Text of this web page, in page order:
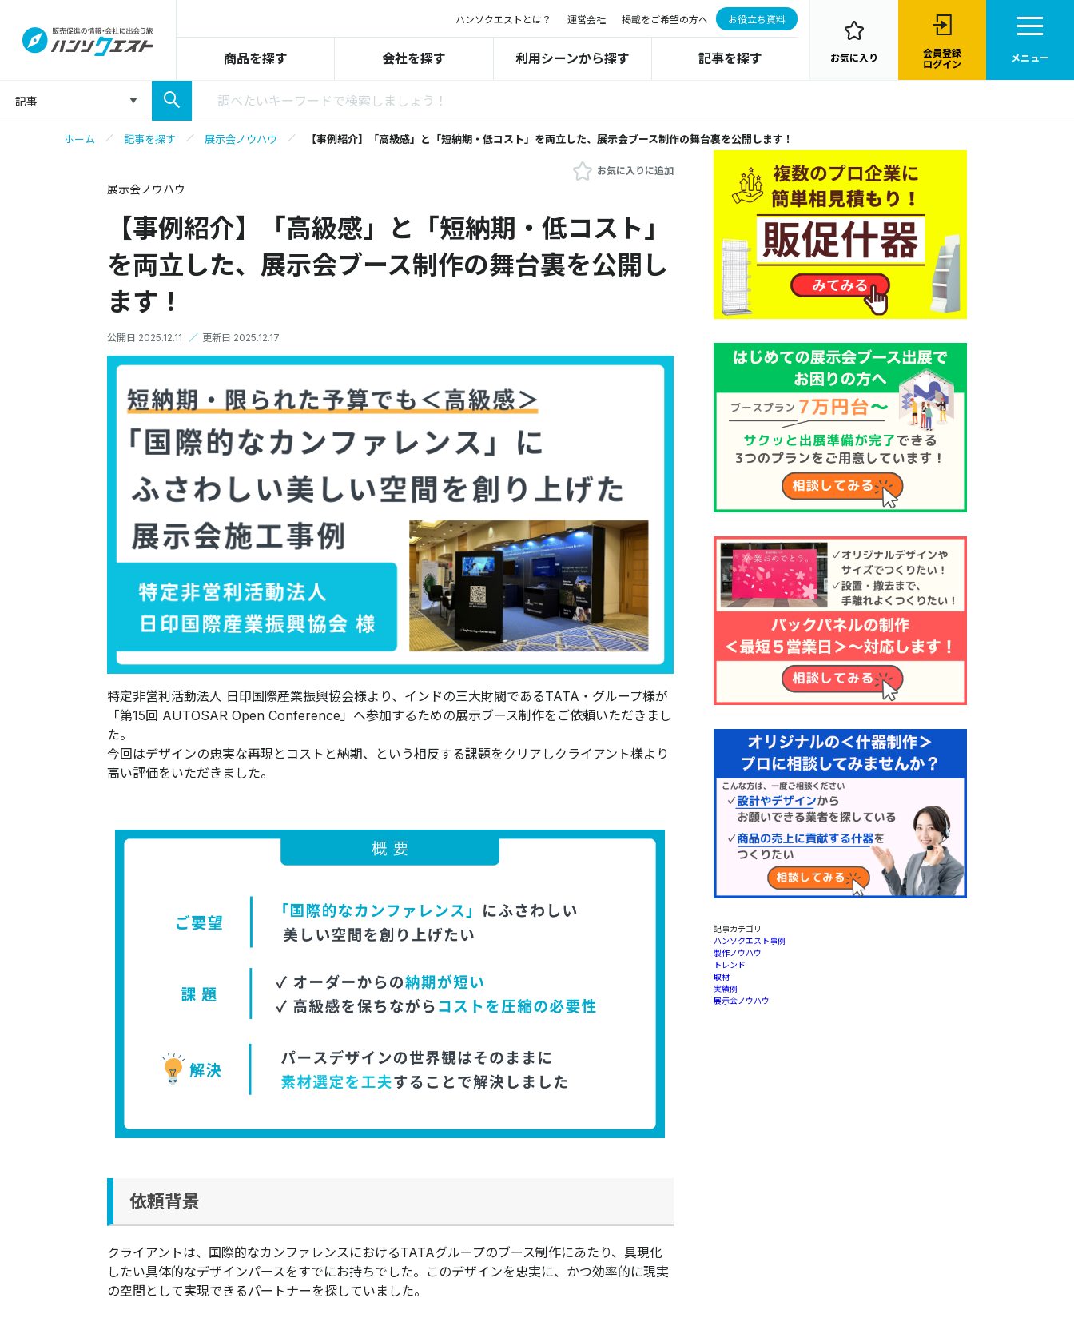
ハンソクエストとは？ 運営会社 掲載をご希望の方へ お役立ち資料
商品を探す 会社を探す 利用シーンから探す 記事を探す
記事
お気に入り
会員登録
ログイン
メニュー
ホーム 記事を探す 展示会ノウハウ 【事例紹介】「高級感」と「短納期・低コスト」を両立した、展示会ブース制作の舞台裏を公開します！
お気に入りに追加
展示会ノウハウ
【事例紹介】「高級感」と「短納期・低コスト」
を両立した、展示会ブース制作の舞台裏を公開し
ます！
公開日 2025.12.11 ／ 更新日 2025.12.17
特定非営利活動法人 日印国際産業振興協会様より、インドの三大財閥であるTATA・グループ様が
「第15回 AUTOSAR Open Conference」へ参加するための展示ブース制作をご依頼いただきまし
た。
今回はデザインの忠実な再現とコストと納期、という相反する課題をクリアしクライアント様より
高い評価をいただきました。
依頼背景
クライアントは、国際的なカンファレンスにおけるTATAグループのブース制作にあたり、具現化
したい具体的なデザインパースをすでにお持ちでした。このデザインを忠実に、かつ効率的に現実
の空間として実現できるパートナーを探していました。
記事カテゴリ
ハンソクエスト事例
製作ノウハウ
トレンド
取材
実績例
展示会ノウハウ